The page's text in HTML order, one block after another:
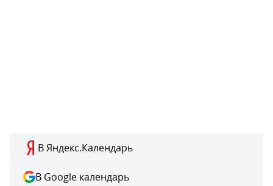
В Яндекс.Календарь
В Google календарь